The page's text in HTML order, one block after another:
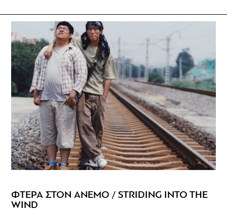
ΦΤΕΡΑ ΣΤΟΝ ΑΝΕΜΟ / STRIDING INTO THE
WIND